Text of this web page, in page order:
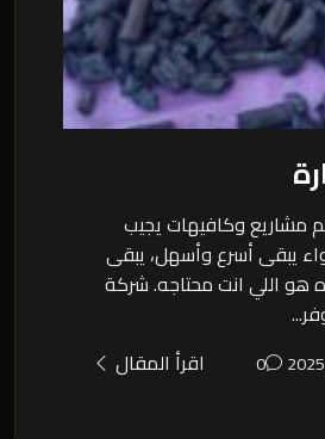
مشاريع وكافيهات يجيب
يبقى أسرع وأسهل، يبقى
هو اللي انت محتاجه. شركة
0 اقرأ المقال